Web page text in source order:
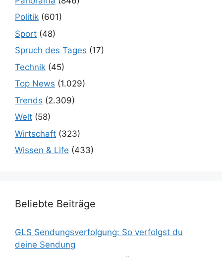
Politik (601)
Sport (48)
Spruch des Tages (17)
Technik (45)
Top News (1.029)
Trends (2.309)
Welt (58)
Wirtschaft (323)
Wissen & Life (433)
Beliebte Beiträge
GLS Sendungsverfolgung: So verfolgst du
deine Sendung